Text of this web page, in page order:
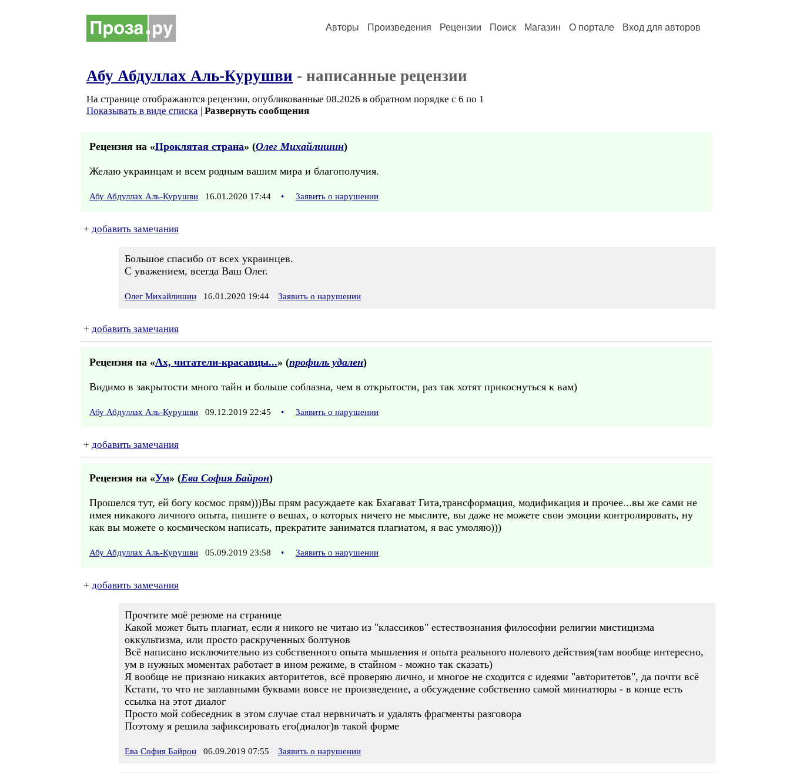
Авторы Произведения Рецензии Поиск Магазин О портале Вход для авторов
Абу Абдуллах Аль-Курушви - написанные рецензии
На странице отображаются рецензии, опубликованные 08.2026 в обратном порядке с 6 по 1
Показывать в виде списка | Развернуть сообщения
Рецензия на «Проклятая страна» (Олег Михайлишин)
Желаю украинцам и всем родным вашим мира и благополучия.
Абу Абдуллах Аль-Курушви 16.01.2020 17:44 • Заявить о нарушении
+ добавить замечания
Большое спасибо от всех украинцев.
С уважением, всегда Ваш Олег.
Олег Михайлишин 16.01.2020 19:44 Заявить о нарушении
+ добавить замечания
Рецензия на «Ах, читатели-красавцы...» (профиль удален)
Видимо в закрытости много тайн и больше соблазна, чем в открытости, раз так хотят прикоснуться к вам)
Абу Абдуллах Аль-Курушви 09.12.2019 22:45 • Заявить о нарушении
+ добавить замечания
Рецензия на «Ум» (Ева София Байрон)
Прошелся тут, ей богу космос прям)))Вы прям расуждаете как Бхагават Гита,трансформация, модификация и прочее...вы же сами не
имея никакого личного опыта, пишите о вешах, о которых ничего не мыслите, вы даже не можете свои эмоции контролировать, ну
как вы можете о космическом написать, прекратите заниматся плагиатом, я вас умоляю)))
Абу Абдуллах Аль-Курушви 05.09.2019 23:58 • Заявить о нарушении
+ добавить замечания
Прочтите моё резюме на странице
Какой может быть плагиат, если я никого не читаю из "классиков" естествознания философии религии мистицизма
оккультизма, или просто раскрученных болтунов
Всё написано исключительно из собственного опыта мышления и опыта реального полевого действия(там вообще интересно,
ум в нужных моментах работает в ином режиме, в стайном - можно так сказать)
Я вообще не признаю никаких авторитетов, всё проверяю лично, и многое не сходится с идеями "авторитетов", да почти всё
Кстати, то что не заглавными буквами вовсе не произведение, а обсуждение собственно самой миниатюры - в конце есть
ссылка на этот диалог
Просто мой собеседник в этом случае стал нервничать и удалять фрагменты разговора
Поэтому я решила зафиксировать его(диалог)в такой форме
Ева София Байрон 06.09.2019 07:55 Заявить о нарушении